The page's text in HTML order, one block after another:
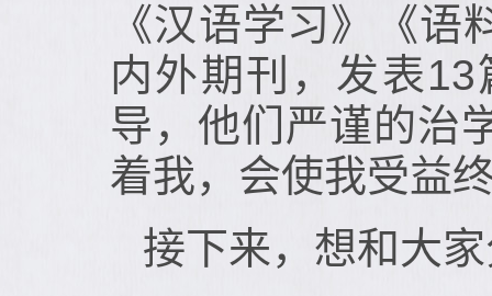
《汉语学习》《
内外期刊，发表
导，他们严谨的治
着我，会使我受益
接下来，想和大